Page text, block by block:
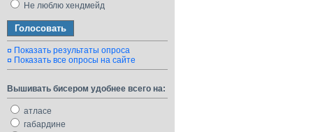
Не люблю хендмейд
Показать результаты опроса
Показать все опросы на сайте
Вышивать бисером удобнее всего на:
атласе
габардине